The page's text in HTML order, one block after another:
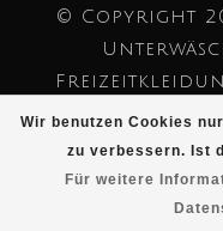
Wir benutzen Cookies
zu verbessern. Ist
Für weitere
© Copyright
Powered by